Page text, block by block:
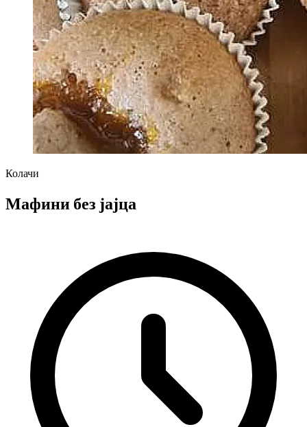
Колачи
Мафини без јајца